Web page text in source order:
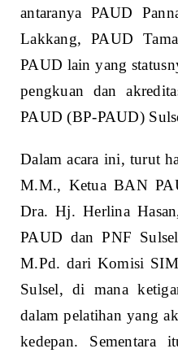
antaranya PAUD
Lakkang, PAUD
PAUD lain yang
pengkuan dan
PAUD (BP-PAUD)
Dalam acara ini, turut
M.M., Ketua BAN
Dra. Hj. Herlina
PAUD dan PNF
M.Pd. dari Komisi
Sulsel, di mana
dalam pelatihan yang
kedepan. Sementara